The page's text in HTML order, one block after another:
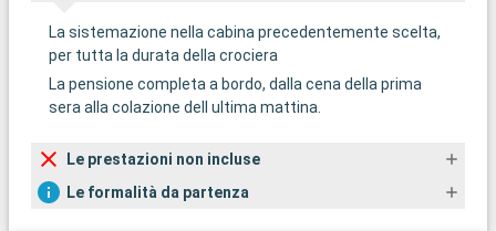
La sistemazione nella cabina precedentemente scelta,
per tutta la durata della crociera
La pensione completa a bordo, dalla cena della prima
sera alla colazione dell ultima mattina.
Le prestazioni non incluse
Le formalità da partenza